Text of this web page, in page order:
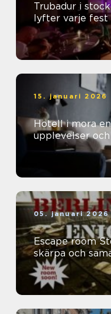
Trubadur i stockholm levande
lyfter varje fest
15. januari 2026
Hotell i mora en guide till boende,
upplevelser
05. januari 2026
Escape room
skärpa och